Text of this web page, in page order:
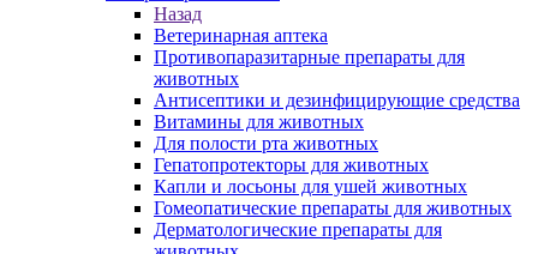
Назад
Ветеринарная аптека
Противопаразитарные препараты для
животных
Антисептики и дезинфицирующие средства
Витамины для животных
Для полости рта животных
Гепатопротекторы для животных
Капли и лосьоны для ушей животных
Гомеопатические препараты для животных
Дерматологические препараты для